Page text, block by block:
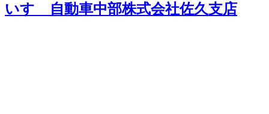
いすゞ自動車中部株式会社佐久支店